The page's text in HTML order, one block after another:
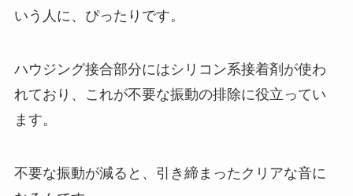
いう人に、ぴったりです。
ハウジング接合部分にはシリコン系接着剤が使わ
れており、これが不要な振動の排除に役立ってい
ます。
不要な振動が減ると、引き締まったクリアな音に